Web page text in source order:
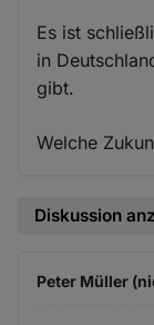
Es ist
in
gibt.
Welche
Diskussion
Peter Müller